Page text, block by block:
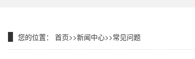
您的位置： 首页>>新闻中心>>常见问题